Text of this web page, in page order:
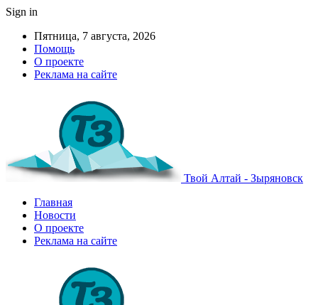
Sign in
Пятница, 7 августа, 2026
Помощь
О проекте
Реклама на сайте
Твой Алтай - Зыряновск
Главная
Новости
О проекте
Реклама на сайте